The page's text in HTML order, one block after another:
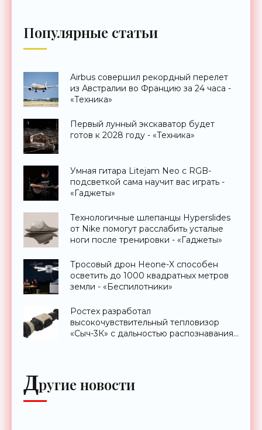
Популярные статьи
Airbus совершил рекордный перелет
из Австралии во Францию за 24 часа -
«Техника»
Первый лунный экскаватор будет
готов к 2028 году - «Техника»
Умная гитара Litejam Neo с RGB-
подсветкой сама научит вас играть -
«Гаджеты»
Технологичные шлепанцы Hyperslides
от Nike помогут расслабить усталые
ноги после тренировки - «Гаджеты»
Тросовый дрон Heone-X способен
осветить до 1000 квадратных метров
земли - «Беспилотники»
Ростех разработал
высокочувствительный тепловизор
«Сыч-3К» с дальностью распознавания
Другие новости